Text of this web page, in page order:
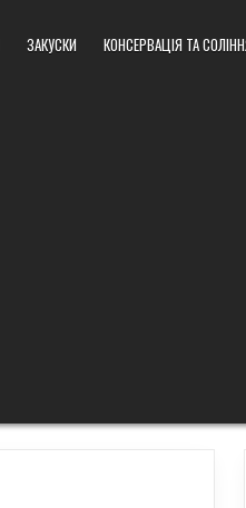
ЗАКУСКИ КОНСЕРВАЦІЯ ТА